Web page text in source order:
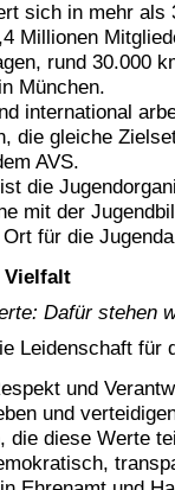
sich in mehr
Millionen
rund 30.000
München.
international
die gleiche
AVS.
die
mit der
für die
Vielfalt
Dafür stehen
Leidenschaft für
und
und
die diese Werte